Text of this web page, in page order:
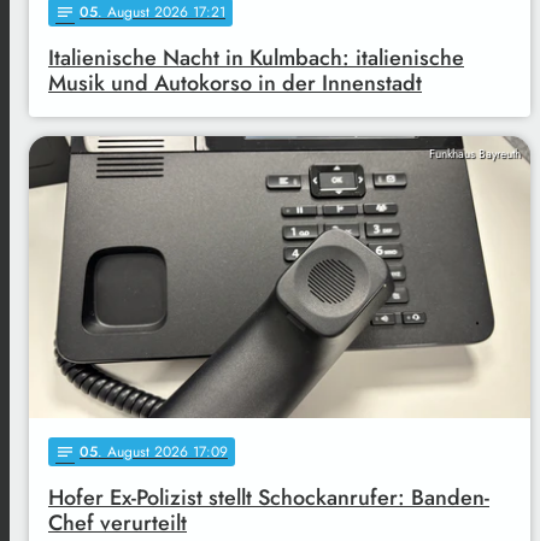
notes 05. August 2026 17:21
Italienische Nacht in Kulmbach: italienische
Musik und Autokorso in der Innenstadt
Funkhaus Bayreuth
notes 05. August 2026 17:09
Hofer Ex-Polizist stellt Schockanrufer: Banden-
Chef verurteilt